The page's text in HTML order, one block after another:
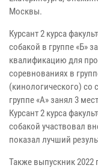
Москвы.
Курсант 2 курса
собакой в группе «Б»
квалификацию для
соревнованиях в
(кинологического) со
группе «А» занял 3
Курсант 2 курса
собакой участвовал
показал лучший
Также выпускник 2022